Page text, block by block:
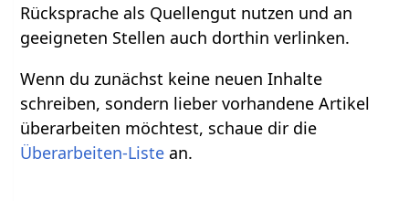
Rücksprache als Quellengut nutzen und an
geeigneten Stellen auch dorthin verlinken.
Wenn du zunächst keine neuen Inhalte
schreiben, sondern lieber vorhandene Artikel
überarbeiten möchtest, schaue dir die
Überarbeiten-Liste an.